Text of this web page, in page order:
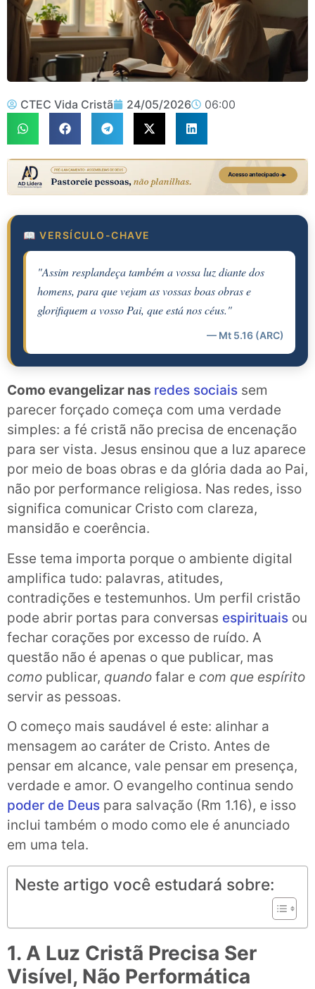
CTEC Vida Cristã 24/05/2026 06:00
📖 VERSÍCULO-CHAVE
"Assim resplandeça também a vossa luz diante dos
homens, para que vejam as vossas boas obras e
glorifiquem a vosso Pai, que está nos céus."
— Mt 5.16 (ARC)
Como evangelizar nas redes sociais sem
parecer forçado começa com uma verdade
simples: a fé cristã não precisa de encenação
para ser vista. Jesus ensinou que a luz aparece
por meio de boas obras e da glória dada ao Pai,
não por performance religiosa. Nas redes, isso
significa comunicar Cristo com clareza,
mansidão e coerência.
Esse tema importa porque o ambiente digital
amplifica tudo: palavras, atitudes,
contradições e testemunhos. Um perfil cristão
pode abrir portas para conversas espirituais ou
fechar corações por excesso de ruído. A
questão não é apenas o que publicar, mas
como publicar, quando falar e com que espírito
servir as pessoas.
O começo mais saudável é este: alinhar a
mensagem ao caráter de Cristo. Antes de
pensar em alcance, vale pensar em presença,
verdade e amor. O evangelho continua sendo
poder de Deus para salvação (Rm 1.16), e isso
inclui também o modo como ele é anunciado
em uma tela.
Neste artigo você estudará sobre:
1. A Luz Cristã Precisa Ser
Visível, Não Performática